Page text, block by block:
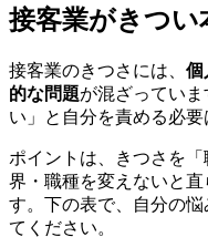
接客業がきつい
接客業のきつさには、 個
的な問題が混ざってい
い」と自分を責める必要
ポイントは、きつさを
界・職種を変えないと
す。下の表で、自分の
てください。